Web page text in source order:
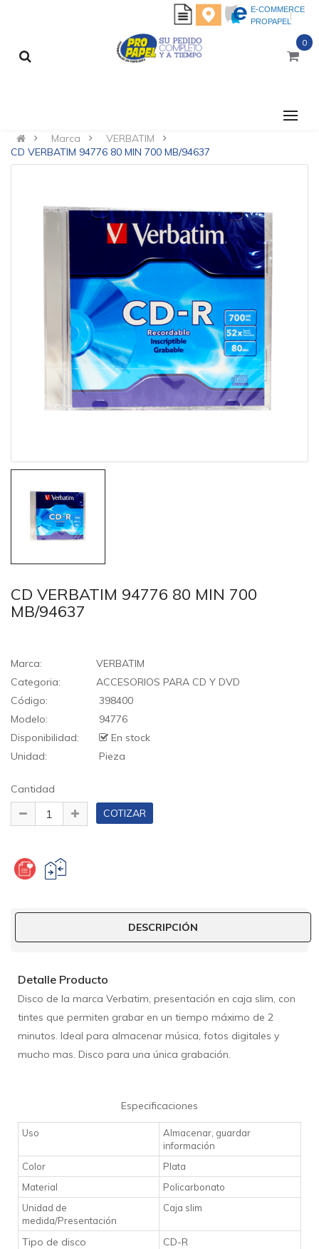
E-COMMERCE
PROPAPEL
0
Marca
VERBATIM
CD VERBATIM 94776 80 MIN 700 MB/94637
CD VERBATIM 94776 80 MIN 700
MB/94637
Marca:
VERBATIM
Categoria:
ACCESORIOS PARA CD Y DVD
Código:
398400
Modelo:
94776
Disponibilidad:
En stock
Unidad:
Pieza
Cantidad
DESCRIPCIÓN
Detalle Producto
Disco de la marca Verbatim, presentación en caja slim, con
tintes que permiten grabar en un tiempo máximo de 2
minutos. Ideal para almacenar música, fotos digitales y
mucho mas. Disco para una única grabación.
Especificaciones
Uso
Almacenar, guardar
información
Color
Plata
Material
Policarbonato
Unidad de
medida/Presentación
Caja slim
Tipo de disco
CD-R